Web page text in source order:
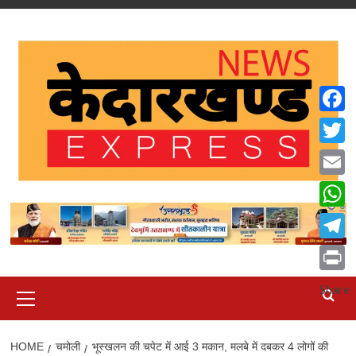
Skip
Menu
HOME चमोली भूस्खलन की चपेट में आई 3 मकान, मलबे में दबकर 4 लोगों की
Email
Print
Share